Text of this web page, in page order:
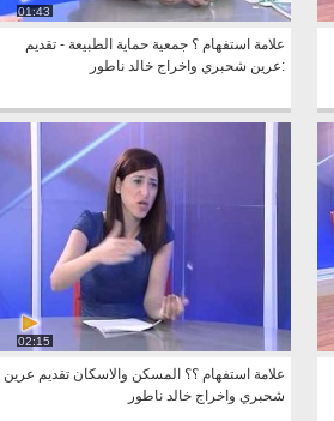
01:43
علامة استفهام ؟ جمعية حماية الطبيعة - تقديم
:عرين شحبري واخراج خالد ناطور
02:15
علامة استفهام ؟؟ المسكن والاسكان تقديم عرين
شحبري واخراج خالد ناطور